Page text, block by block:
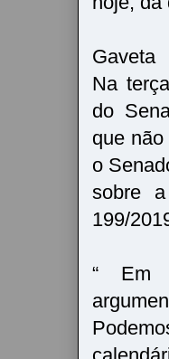
Gaveta
Na
do
que
o
sobre
199/
“ Em